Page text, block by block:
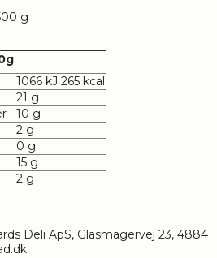
g
1066 kJ 265 kcal
21 g
10 g
2 g
0 g
15 g
2 g
Deli ApS, Glasmagervej 23, 4884